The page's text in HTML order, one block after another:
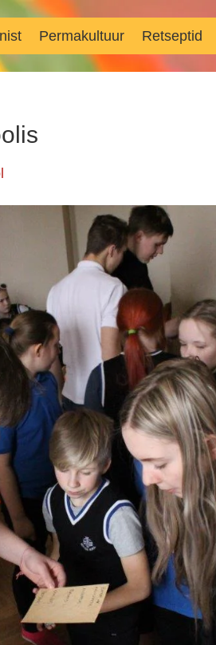
Permakultuur Retseptid